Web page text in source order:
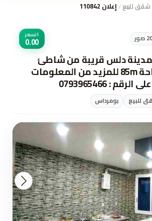
شقق للبيع/إعلان 110842
صور السعر
0.00
مدينة دلس قريبة من شاطئ
البحر F3 المساحة 85m للمزيد من المعلومات
: 0793965466
للبيع بومرداس